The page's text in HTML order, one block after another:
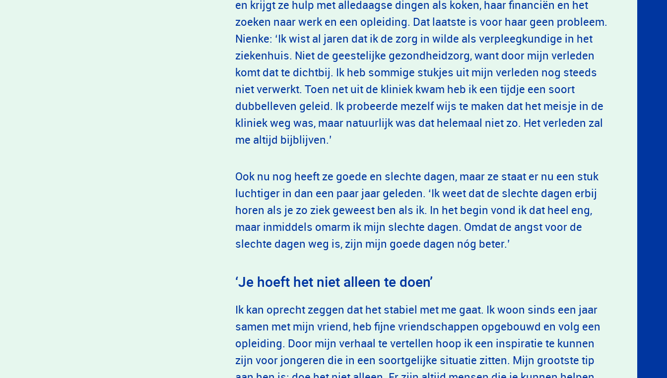
en krijgt ze hulp met alledaagse dingen als koken, haar financiën en het
zoeken naar werk en een opleiding. Dat laatste is voor haar geen probleem.
Nienke: ‘Ik wist al jaren dat ik de zorg in wilde als verpleegkundige in het
ziekenhuis. Niet de geestelijke gezondheidzorg, want door mijn verleden
komt dat te dichtbij. Ik heb sommige stukjes uit mijn verleden nog steeds
niet verwerkt. Toen net uit de kliniek kwam heb ik een tijdje een soort
dubbelleven geleid. Ik probeerde mezelf wijs te maken dat het meisje in de
kliniek weg was, maar natuurlijk was dat helemaal niet zo. Het verleden zal
me altijd bijblijven.’
Ook nu nog heeft ze goede en slechte dagen, maar ze staat er nu een stuk
luchtiger in dan een paar jaar geleden. ‘Ik weet dat de slechte dagen erbij
horen als je zo ziek geweest ben als ik. In het begin vond ik dat heel eng,
maar inmiddels omarm ik mijn slechte dagen. Omdat de angst voor de
slechte dagen weg is, zijn mijn goede dagen nóg beter.’
‘Je hoeft het niet alleen te doen’
Ik kan oprecht zeggen dat het stabiel met me gaat. Ik woon sinds een jaar
samen met mijn vriend, heb fijne vriendschappen opgebouwd en volg een
opleiding. Door mijn verhaal te vertellen hoop ik een inspiratie te kunnen
zijn voor jongeren die in een soortgelijke situatie zitten. Mijn grootste tip